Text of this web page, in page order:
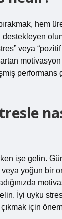
hem
destekleyen
veya
performans
işe gelin.
yoğun bir
İyi uyku
için